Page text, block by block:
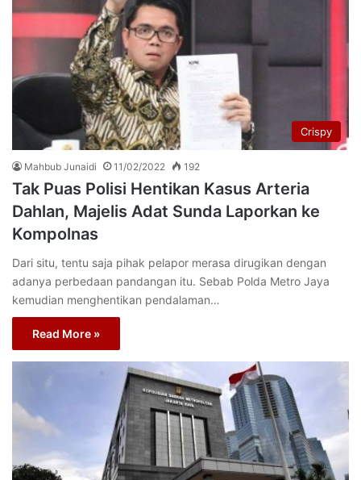
Crispy
Mahbub Junaidi 11/02/2022 192
Tak Puas Polisi Hentikan Kasus Arteria
Dahlan, Majelis Adat Sunda Laporkan ke
Kompolnas
Dari situ, tentu saja pihak pelapor merasa dirugikan dengan
adanya perbedaan pandangan itu. Sebab Polda Metro Jaya
kemudian menghentikan pendalaman…
Read More »